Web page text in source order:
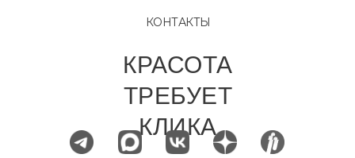
КОНТАКТЫ
КРАСОТА
ТРЕБУЕТ
КЛИКА